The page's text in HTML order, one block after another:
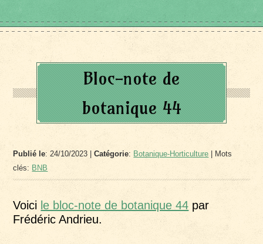
Bloc-note de
botanique 44
Publié le: 24/10/2023 |Catégorie: Botanique-Horticulture | Mots
clés: BNB
Voici le bloc-note de botanique 44 par
Frédéric Andrieu.